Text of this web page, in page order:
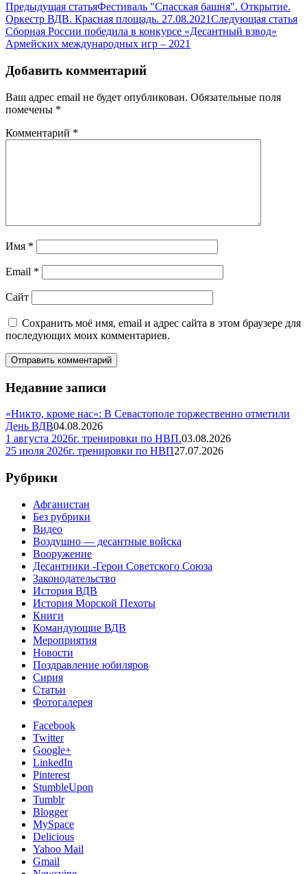
Предыдущая статьяФестиваль "Спасская башня". Открытие.
Оркестр ВДВ. Красная площадь. 27.08.2021Следующая статья
Сборная России победила в конкурсе «Десантный взвод»
Армейских международных игр – 2021
Добавить комментарий
Ваш адрес email не будет опубликован. Обязательные поля
помечены *
Комментарий *
Имя *
Email *
Сайт
Сохранить моё имя, email и адрес сайта в этом браузере для
последующих моих комментариев.
Недавние записи
«Никто, кроме нас»: В Севастополе торжественно отметили
День ВДВ04.08.2026
1 августа 2026г. тренировки по НВП.03.08.2026
25 июля 2026г. тренировки по НВП27.07.2026
Рубрики
Афганистан
Без рубрики
Видео
Воздушно — десантные войска
Вооружение
Десантники -Герои Советского Союза
Законодательство
История ВДВ
История Морской Пехоты
Книги
Командующие ВДВ
Мероприятия
Новости
Поздравление юбиляров
Сирия
Статьи
Фотогалерея
Facebook
Twitter
Google+
LinkedIn
Pinterest
StumbleUpon
Tumblr
Blogger
MySpace
Delicious
Yahoo Mail
Gmail